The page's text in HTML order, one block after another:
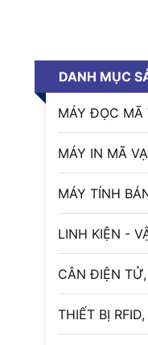
DANH MỤC
MÁY ĐỌC MÃ
MÁY IN MÃ
MÁY TÍNH
LINH KIỆN -
CÂN ĐIỆN
THIẾT BỊ